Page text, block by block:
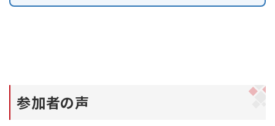
参加者の声